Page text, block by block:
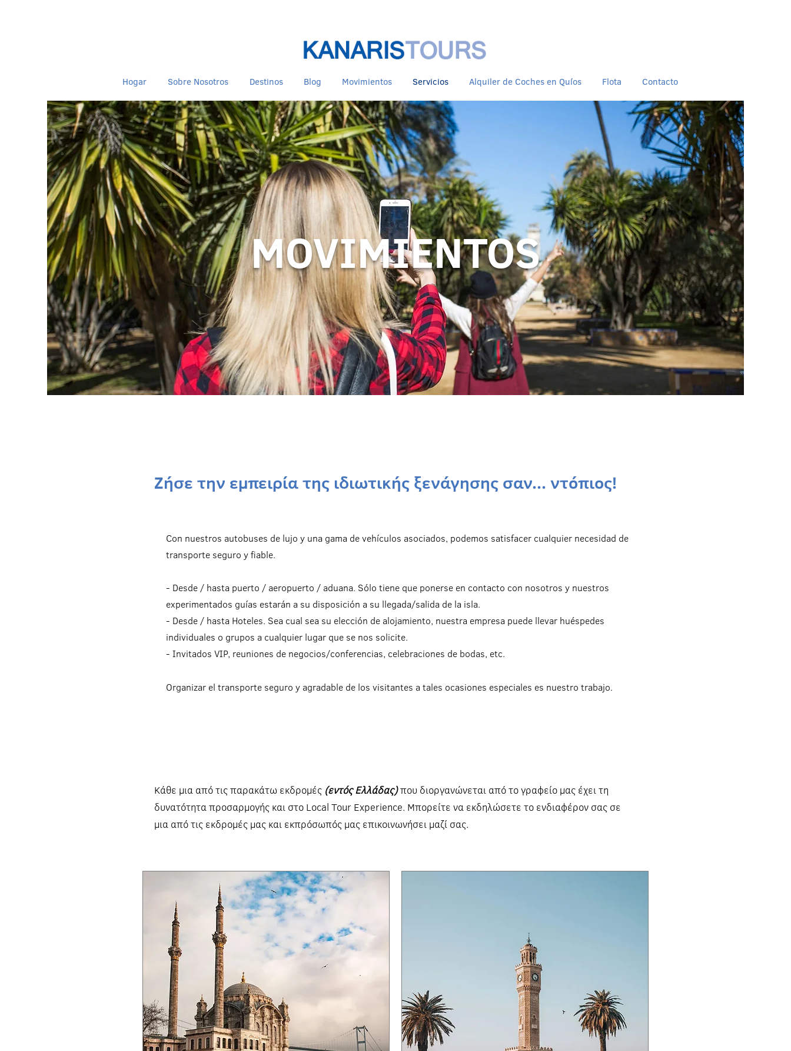
Hogar Sobre Nosotros Destinos Blog Movimientos Servicios Alquiler de Coches en Quíos Flota Contacto
MOVIMIENTOS
Ζήσε την εμπειρία της ιδιωτικής ξενάγησης σαν... ντόπιος!
Con nuestros autobuses de lujo y una gama de vehículos asociados, podemos satisfacer cualquier necesidad de
transporte seguro y fiable.
- Desde / hasta puerto / aeropuerto / aduana. Sólo tiene que ponerse en contacto con nosotros y nuestros
experimentados guías estarán a su disposición a su llegada/salida de la isla.
- Desde / hasta Hoteles. Sea cual sea su elección de alojamiento, nuestra empresa puede llevar huéspedes
individuales o grupos a cualquier lugar que se nos solicite.
- Invitados VIP, reuniones de negocios/conferencias, celebraciones de bodas, etc.
Organizar el transporte seguro y agradable de los visitantes a tales ocasiones especiales es nuestro trabajo.
Kάθε μια από τις παρακάτω εκδρομές (εντός Ελλάδας)που διοργανώνεται από το γραφείο μας έχει τη
δυνατότητα προσαρμογής και στο Local Tour Experience. Μπορείτε να εκδηλώσετε το ενδιαφέρον σας σε
μια από τις εκδρομές μας και εκπρόσωπός μας επικοινωνήσει μαζί σας.